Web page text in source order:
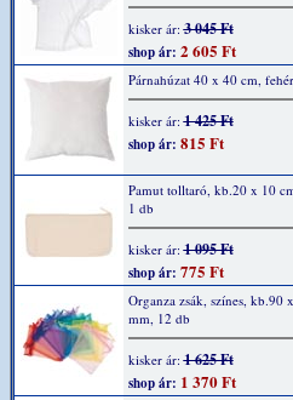
kisker ár:3 045 Ft
shop ár: 2 605 Ft
Párnahúzat 40 x 40 cm,
kisker ár:1 425 Ft
shop ár: 815 Ft
Pamut tolltaró, kb.20 x 10
1 db
kisker ár:1 095 Ft
shop ár: 775 Ft
Organza zsák, színes, kb.90
mm, 12 db
kisker ár:1 625 Ft
shop ár: 1 370 Ft